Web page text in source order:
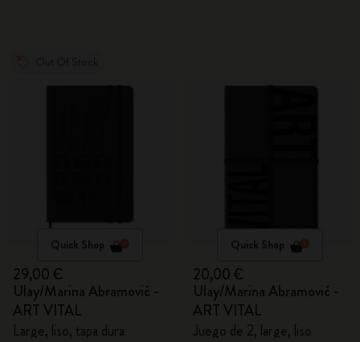
Quick Shop
29,00 €
Ulay/Marina Abramović -
ART VITAL
Large, liso, tapa dura
Quick Shop
20,00 €
Ulay/Marina Abramović -
ART VITAL
Juego de 2, large, liso